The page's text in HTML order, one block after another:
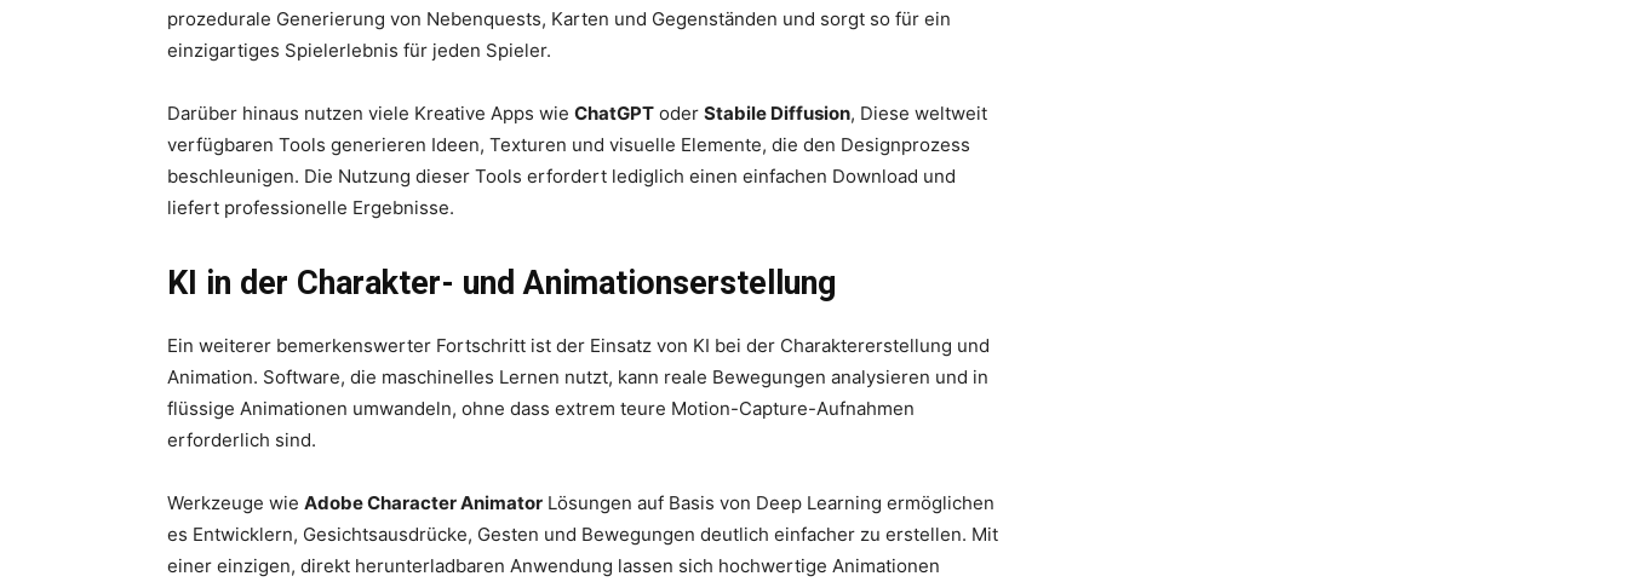
prozedurale Generierung von Nebenquests, Karten und Gegenständen und sorgt so für ein
einzigartiges Spielerlebnis für jeden Spieler.
Darüber hinaus nutzen viele Kreative Apps wie ChatGPT oder Stabile Diffusion, Diese weltweit
verfügbaren Tools generieren Ideen, Texturen und visuelle Elemente, die den Designprozess
beschleunigen. Die Nutzung dieser Tools erfordert lediglich einen einfachen Download und
liefert professionelle Ergebnisse.
KI in der Charakter- und Animationserstellung
Ein weiterer bemerkenswerter Fortschritt ist der Einsatz von KI bei der Charaktererstellung und
Animation. Software, die maschinelles Lernen nutzt, kann reale Bewegungen analysieren und in
flüssige Animationen umwandeln, ohne dass extrem teure Motion-Capture-Aufnahmen
erforderlich sind.
Werkzeuge wie Adobe Character Animator Lösungen auf Basis von Deep Learning ermöglichen
es Entwicklern, Gesichtsausdrücke, Gesten und Bewegungen deutlich einfacher zu erstellen. Mit
einer einzigen, direkt herunterladbaren Anwendung lassen sich hochwertige Animationen